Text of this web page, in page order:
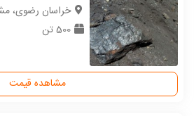
خراسان رضوی،
500 تن
مشاهده قیمت